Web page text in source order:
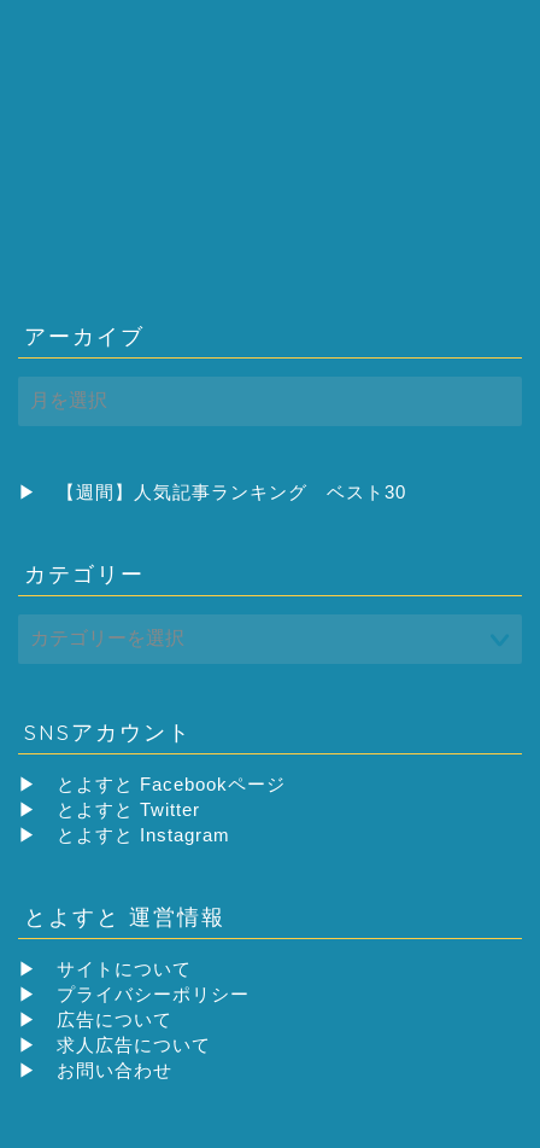
アーカイブ
ア
ー
ブ
▶ 【週間】人気記事ランキング ベスト30
カテゴリー
SNSアカウント
▶
とよすと Facebookページ
▶
とよすと Twitter
▶
とよすと Instagram
とよすと 運営情報
▶ サイトについて
▶ プライバシーポリシー
▶ 広告について
▶ 求人広告について
▶ お問い合わせ